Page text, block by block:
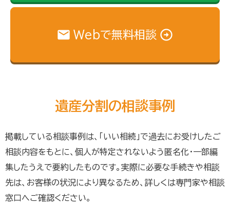
Webで無料相談
遺産分割の相談事例
掲載している相談事例は、「いい相続」で過去にお受けしたご
相談内容をもとに、個人が特定されないよう匿名化・一部編
集したうえで要約したものです。実際に必要な手続きや相談
先は、お客様の状況により異なるため、詳しくは専門家や相談
窓口へご確認ください。